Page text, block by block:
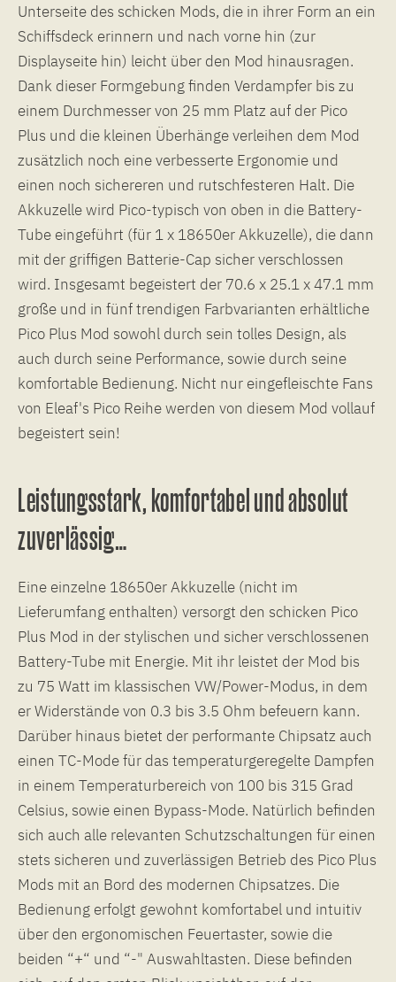
Unterseite des schicken Mods, die in ihrer Form an ein
Schiffsdeck erinnern und nach vorne hin (zur
Displayseite hin) leicht über den Mod hinausragen.
Dank dieser Formgebung finden Verdampfer bis zu
einem Durchmesser von 25 mm Platz auf der Pico
Plus und die kleinen Überhänge verleihen dem Mod
zusätzlich noch eine verbesserte Ergonomie und
einen noch sichereren und rutschfesteren Halt. Die
Akkuzelle wird Pico-typisch von oben in die Battery-
Tube eingeführt (für 1 x 18650er Akkuzelle), die dann
mit der griffigen Batterie-Cap sicher verschlossen
wird. Insgesamt begeistert der 70.6 x 25.1 x 47.1 mm
große und in fünf trendigen Farbvarianten erhältliche
Pico Plus Mod sowohl durch sein tolles Design, als
auch durch seine Performance, sowie durch seine
komfortable Bedienung. Nicht nur eingefleischte Fans
von Eleaf's Pico Reihe werden von diesem Mod vollauf
begeistert sein!
Leistungsstark, komfortabel und absolut
zuverlässig…
Eine einzelne 18650er Akkuzelle (nicht im
Lieferumfang enthalten) versorgt den schicken Pico
Plus Mod in der stylischen und sicher verschlossenen
Battery-Tube mit Energie. Mit ihr leistet der Mod bis
zu 75 Watt im klassischen VW/Power-Modus, in dem
er Widerstände von 0.3 bis 3.5 Ohm befeuern kann.
Darüber hinaus bietet der performante Chipsatz auch
einen TC-Mode für das temperaturgeregelte Dampfen
in einem Temperaturbereich von 100 bis 315 Grad
Celsius, sowie einen Bypass-Mode. Natürlich befinden
sich auch alle relevanten Schutzschaltungen für einen
stets sicheren und zuverlässigen Betrieb des Pico Plus
Mods mit an Bord des modernen Chipsatzes. Die
Bedienung erfolgt gewohnt komfortabel und intuitiv
über den ergonomischen Feuertaster, sowie die
beiden “+“ und “-" Auswahltasten. Diese befinden